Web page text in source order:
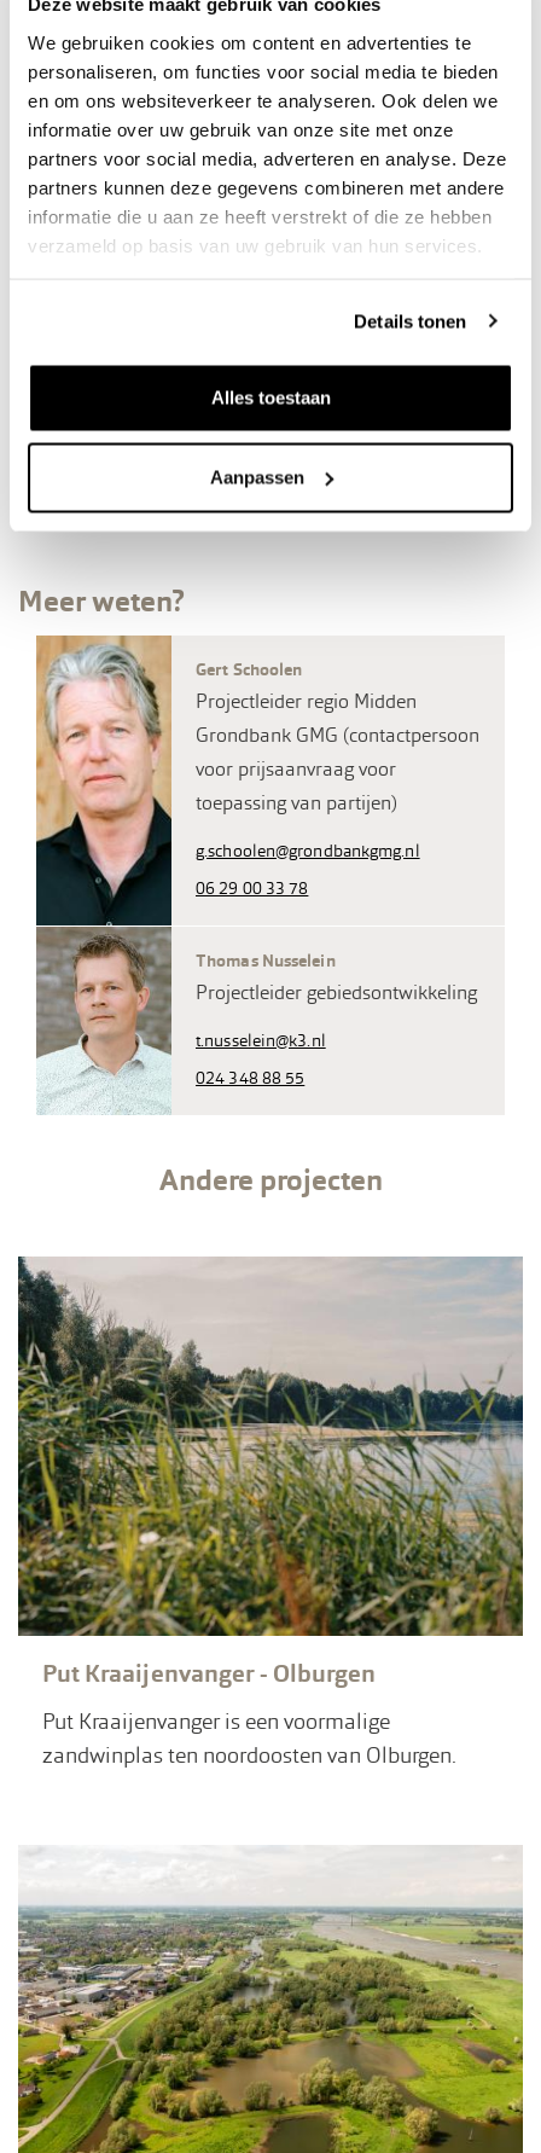
We gebruiken cookies om content en advertenties te
personaliseren, om functies voor social media te bieden
en om ons websiteverkeer te analyseren. Ook delen we
informatie over uw gebruik van onze site met onze
partners voor social media, adverteren en analyse. Deze
partners kunnen deze gegevens combineren met andere
informatie die u aan ze heeft verstrekt of die ze hebben
verzameld op basis van uw gebruik van hun services.
Details tonen
Alles toestaan
Aanpassen
gestart met het toepassen van grond en baggerspecie als
basis voor natuurontwikkeling en recreatie in het gebied.
Downloads
Nieuwsbrief juli 2025
Nieuwsbrief juli 2024
Nieuwsbrief juni 2021
Nieuwsbrief juli 2019
Nieuwsbrief februari 2019
Brochure september 2018
Meer weten?
Gert Schoolen
Projectleider regio Midden
Grondbank GMG (contactpersoon
voor prijsaanvraag voor
toepassing van partijen)
g.schoolen@grondbankgmg.nl
06 29 00 33 78
Thomas Nusselein
Projectleider gebiedsontwikkeling
t.nusselein@k3.nl
024 348 88 55
Andere projecten
Put Kraaijenvanger - Olburgen
Put Kraaijenvanger is een voormalige
zandwinplas ten noordoosten van Olburgen.